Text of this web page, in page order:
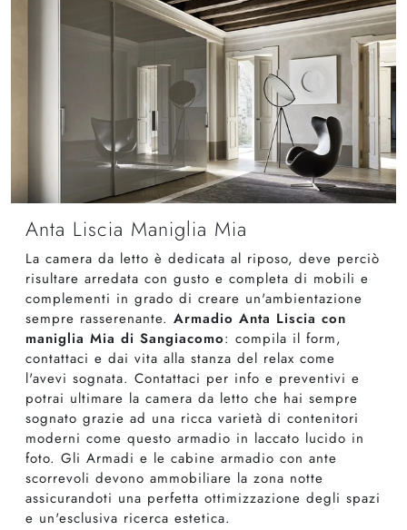
Anta Liscia Maniglia Mia
La camera da letto è dedicata al riposo, deve perciò
risultare arredata con gusto e completa di mobili e
complementi in grado di creare un'ambientazione
sempre rasserenante. Armadio Anta Liscia con
maniglia Mia di Sangiacomo: compila il form,
contattaci e dai vita alla stanza del relax come
l'avevi sognata. Contattaci per info e preventivi e
potrai ultimare la camera da letto che hai sempre
sognato grazie ad una ricca varietà di contenitori
moderni come questo armadio in laccato lucido in
foto. Gli Armadi e le cabine armadio con ante
scorrevoli devono ammobiliare la zona notte
assicurandoti una perfetta ottimizzazione degli spazi
e un'esclusiva ricerca estetica.